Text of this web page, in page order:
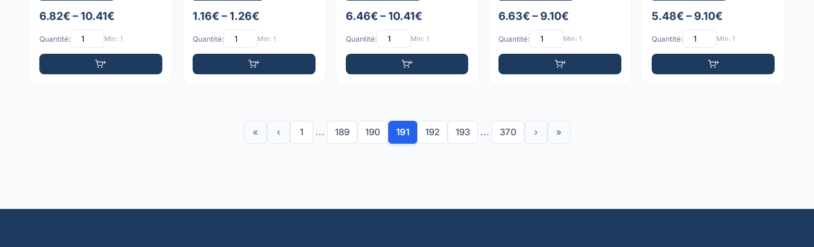
6.82€ – 10.41€
Quantité: Min: 1
1.16€ – 1.26€
Quantité: Min: 1
6.46€ – 10.41€
Quantité: Min: 1
6.63€ – 9.10€
Quantité: Min: 1
5.48€ – 9.10€
Quantité: Min: 1
« ‹ 1 ... 189 190 191 192 193 ... 370 › »